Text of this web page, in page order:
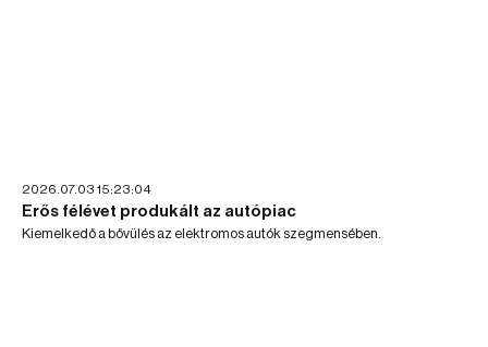
2026.07.03 15:23:04
Erős félévet produkált az autópiac
Kiemelkedő a bővülés az elektromos autók szegmensében.